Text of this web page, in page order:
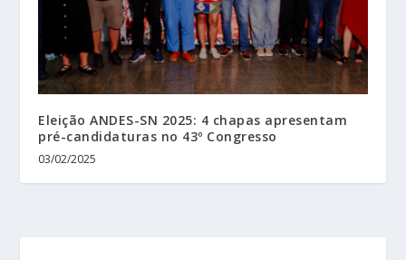
Eleição ANDES-SN 2025: 4 chapas apresentam
pré-candidaturas no 43º Congresso
03/02/2025